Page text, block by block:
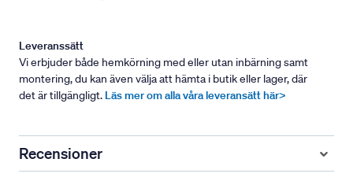
Leveranssätt
Vi erbjuder både hemkörning med eller utan inbärning samt
montering, du kan även välja att hämta i butik eller lager, där
det är tillgängligt. Läs mer om alla våra leveransätt här>
Recensioner